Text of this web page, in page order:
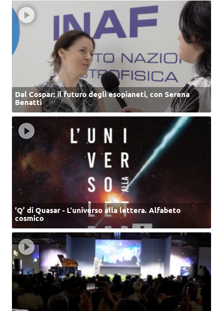
Dal Cospar: il futuro degli esopianeti, con Serena
Benatti
‘Q’ di Quasar - L'universo alla lettera. Alfabeto
cosmico